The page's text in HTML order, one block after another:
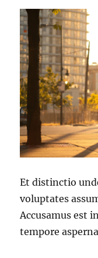
Et distinctio
voluptates
Accusamus est
tempore